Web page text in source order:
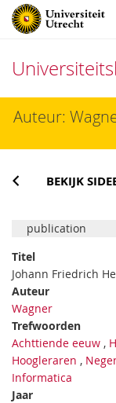
naarAuteur:
BEKIJK
publication
Titel
Johann Friedrich
Auteur
Wagner
Trefwoorden
Achttiende eeuw ,
Hoogleraren ,
Informatica
Jaar